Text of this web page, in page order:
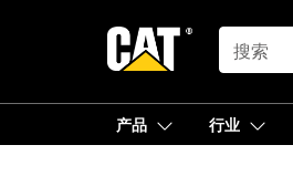
SEARCH
产品 行业